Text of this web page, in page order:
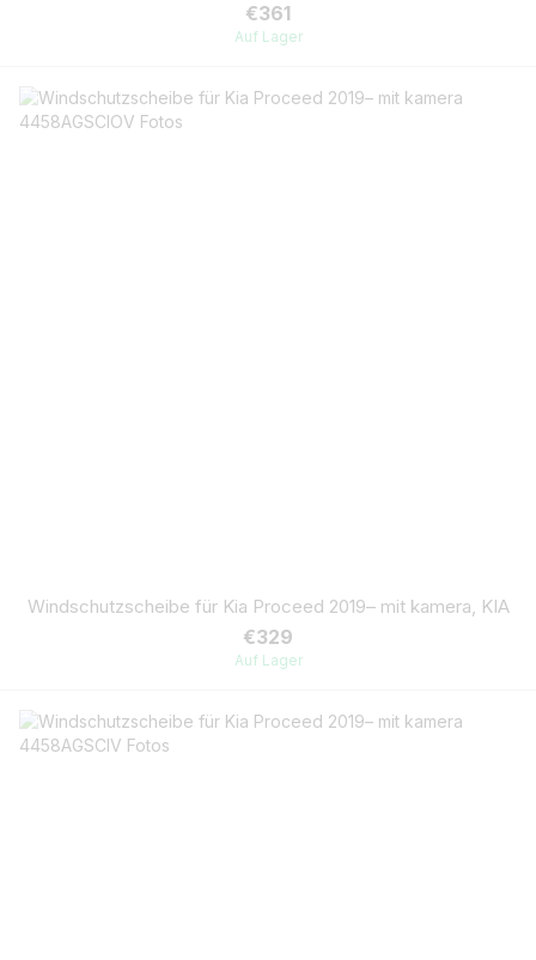
€361
Auf Lager
Windschutzscheibe für Kia Proceed 2019– mit kamera, KIA
€329
Auf Lager